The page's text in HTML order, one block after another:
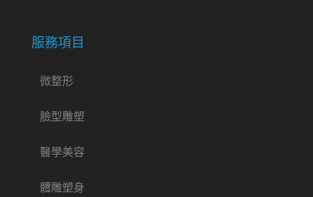
服務項目
微整形
臉型雕塑
醫學美容
體雕塑身